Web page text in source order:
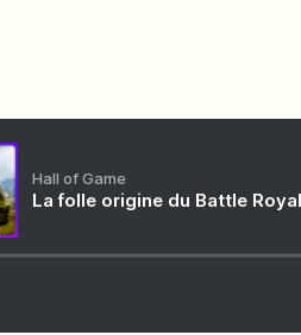
Hall of Game
La folle origine du Battle